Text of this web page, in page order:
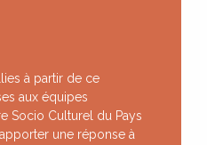
à partir de ce
aux équipes
Socio Culturel du Pays
une réponse à